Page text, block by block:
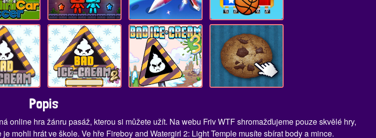
Popis
online hra žánru pasáž, kterou si můžete užít. Na webu Friv WTF shromažďujeme pouze skvělé hry,
mohli hrát ve škole. Ve hře Fireboy and Watergirl 2: Light Temple musíte sbírat body a mince.